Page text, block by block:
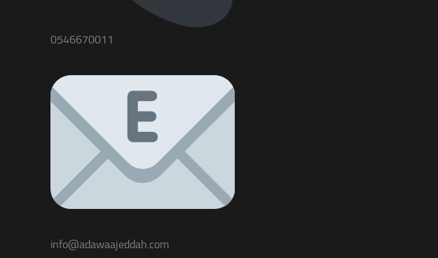
0546670011
info@adawaajeddah.com